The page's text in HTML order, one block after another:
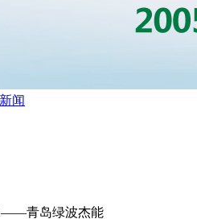
闻
——青岛绿波杰能